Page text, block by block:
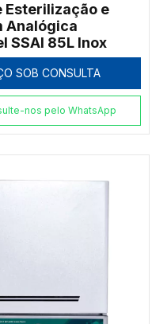
Esterilização e
Analógica
SSAI 85L Inox
SOB CONSULTA
nos pelo WhatsApp